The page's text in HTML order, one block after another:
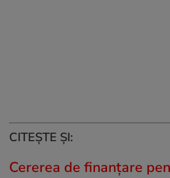
CITEȘTE ȘI:
Cererea de finanțare